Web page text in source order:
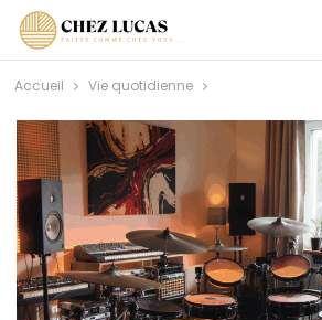
Accueil Vie quotidienne